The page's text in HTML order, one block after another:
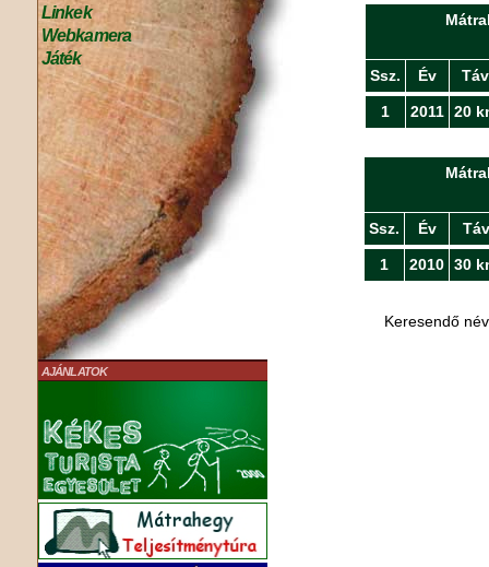
Linkek
Webkamera
Játék
AJÁNLATOK
Ssz. Év Táv
1 2011 20
Ssz. Év Táv
1 2010 30
Keresendő